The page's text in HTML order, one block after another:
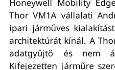
Honeywell Mobility
Thor VM1A vállalati
ipari járműves
architektúrát kínál. A
adatgyűjtő és nem
Kifejezetten járműre